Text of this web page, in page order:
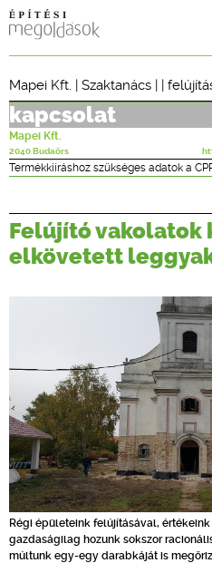
CPR
ONLINE
Mapei Kft. | Szaktanács | |
kapcsolat
Mapei Kft.
2040 Budaörs
Termékkiíráshoz szükséges adatok a
Felújító vakolatok
elkövetett
Régi épületeink felújításával,
gazdaságilag hozunk sokszor
múltunk egy-egy darabkáját is